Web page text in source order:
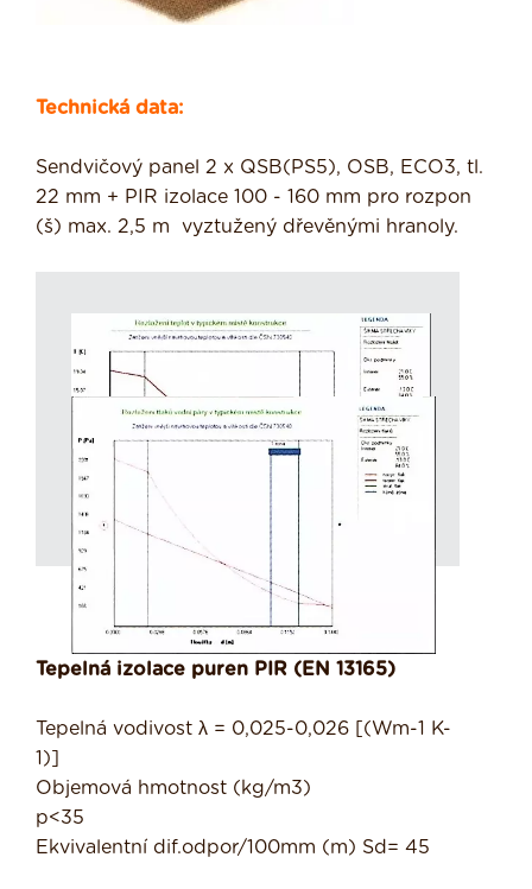
Technická data:
Sendvičový panel 2 x QSB(PS5), OSB, ECO3, tl.
22 mm + PIR izolace 100 - 160 mm pro rozpon
(š) max. 2,5 m vyztužený dřevěnými hranoly.
Tepelná izolace puren PIR (EN 13165)
Tepelná vodivost λ = 0,025-0,026 [(Wm-1 K-
1)]
Objemová hmotnost (kg/m3)
p<35
Ekvivalentní dif.odpor/100mm (m) Sd= 45